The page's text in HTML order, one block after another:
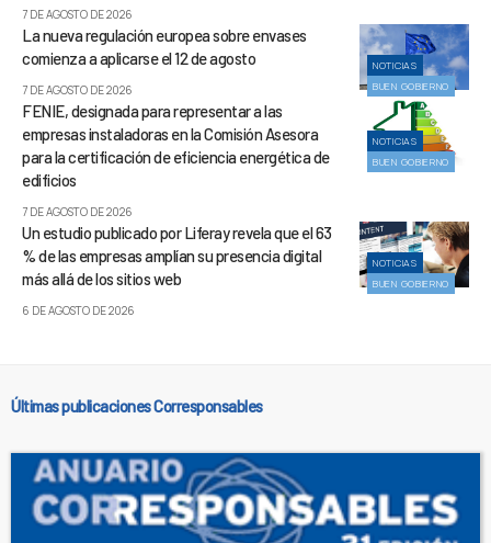
7 DE AGOSTO DE 2026
NOTICIAS
BUEN GOBIERNO
La nueva regulación europea sobre envases
comienza a aplicarse el 12 de agosto
7 DE AGOSTO DE 2026
NOTICIAS
BUEN GOBIERNO
FENIE, designada para representar a las
empresas instaladoras en la Comisión Asesora
para la certificación de eficiencia energética de
edificios
7 DE AGOSTO DE 2026
NOTICIAS
BUEN GOBIERNO
Un estudio publicado por Liferay revela que el 63
% de las empresas amplían su presencia digital
más allá de los sitios web
6 DE AGOSTO DE 2026
Últimas publicaciones Corresponsables